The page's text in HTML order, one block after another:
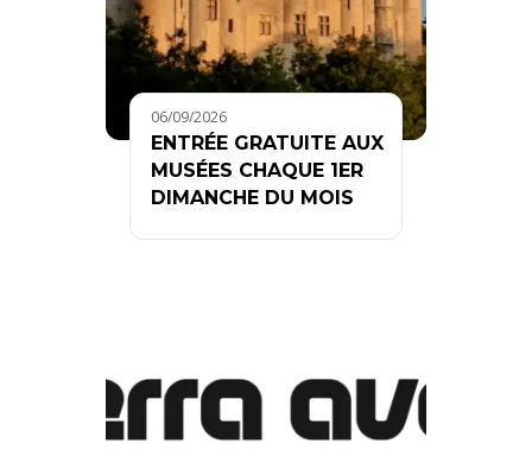
06/09/2026
ENTRÉE GRATUITE AUX
MUSÉES CHAQUE 1ER
DIMANCHE DU MOIS